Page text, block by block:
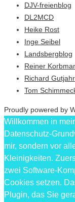
DJV-freienblog
DL2MCD
Heike Rost
Inge Seibel
Landsbergblog
Reiner
Richard Gutjahr
Tom
Proudly powered by
Willkommen in
Datenschutz-
mir, sondern vor
Kleinigkeiten.
zwei Software-
Cookies setzen.
Plugin, das Sie